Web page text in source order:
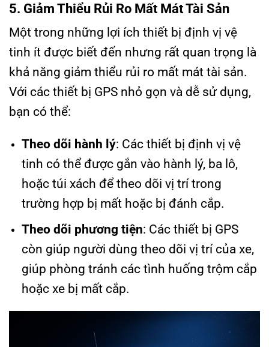
5. Giảm Thiểu Rủi Ro Mất Mát Tài Sản
Một trong những lợi ích thiết bị định vị vệ
tinh ít được biết đến nhưng rất quan trọng là
khả năng giảm thiểu rủi ro mất mát tài sản.
Với các thiết bị GPS nhỏ gọn và dễ sử dụng,
bạn có thể:
Theo dõi hành lý: Các thiết bị định vị vệ
tinh có thể được gắn vào hành lý, ba lô,
hoặc túi xách để theo dõi vị trí trong
trường hợp bị mất hoặc bị đánh cắp.
Theo dõi phương tiện: Các thiết bị GPS
còn giúp người dùng theo dõi vị trí của xe,
giúp phòng tránh các tình huống trộm cắp
hoặc xe bị mất cắp.